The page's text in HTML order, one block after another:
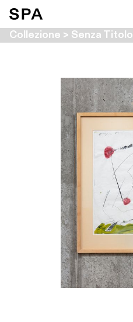
Collezione > Senza Titolo